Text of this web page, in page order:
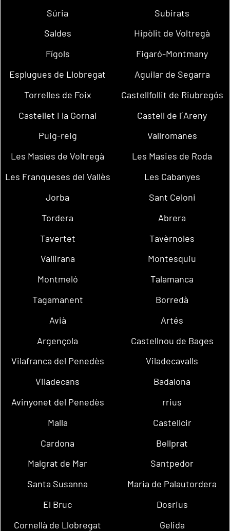
Súria
Subirats
Saldes
Hipòlit de Voltregà
Fígols
Figaró-Montmany
Esplugues de Llobregat
Aguilar de Segarra
Torrelles de Foix
Castellfollit de Riubregós
Castellet i la Gornal
Castell de l´Areny
Puig-reig
Vallromanes
Les Masíes de Voltregà
Les Masies de Roda
Les Franqueses del Vallès
Les Cabanyes
Jorba
Sant Celoni
Tordera
Abrera
Tavertet
Tavèrnoles
Vallirana
Montesquiu
Montmeló
Talamanca
Tagamanent
Borredà
Avià
Artés
Argençola
Castellnou de Bages
Vilafranca del Penedès
Viladecavalls
Viladecans
Badalona
Avinyonet del Penedès
rrius
Malla
Castellcir
Cardona
Bellprat
Malgrat de Mar
Santpedor
Santa Susanna
Maria de Palautordera
El Bruc
Dosrius
Cornellà de Llobregat
Gelida